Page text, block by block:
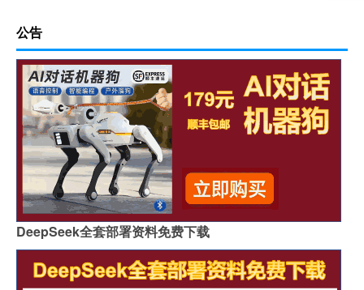
公告
DeepSeek全套部署资料免费下载